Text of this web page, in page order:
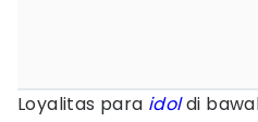
Loyalitas para idoldi